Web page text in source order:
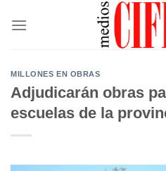
MILLONES EN OBRAS
Adjudicarán obras
escuelas de la